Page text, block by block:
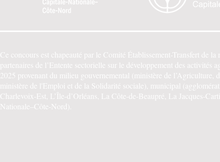
Ce concours est chapeauté par le Comité Établissement-Transfert de
partenaires de l’Entente sectorielle sur le développement des
2025 provenant du milieu gouvernemental (ministère de
ministère de l'Emploi et de la Solidarité sociale), municipal
Charlevoix-Est, L’Île-d’Orléans, La Côte-de-Beaupré, La Jacques-
Nationale–Côte-Nord).